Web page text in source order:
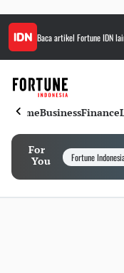
Baca artikel Fortune IDN
HomeBusinessFinance
For
You
Fortune